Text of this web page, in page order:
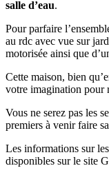
salle d’eau.
Pour parfaire
au rdc avec vue sur
motorisée ainsi que
Cette maison, bien
votre imagination pour
Vous ne serez pas les
premiers à venir faire
Les informations sur
disponibles sur le site